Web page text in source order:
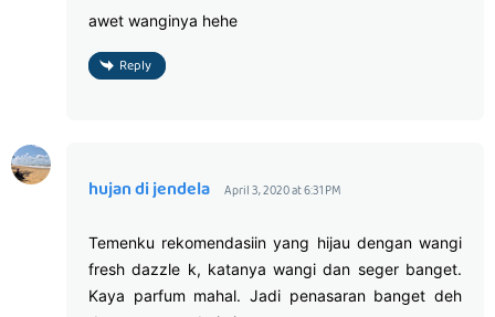
awet wanginya hehe
Reply
hujan di jendela April 3, 2020 at 6:31 PM
Temenku rekomendasiin yang hijau dengan wangi
fresh dazzle k, katanya wangi dan seger banget.
Kaya parfum mahal. Jadi penasaran banget deh